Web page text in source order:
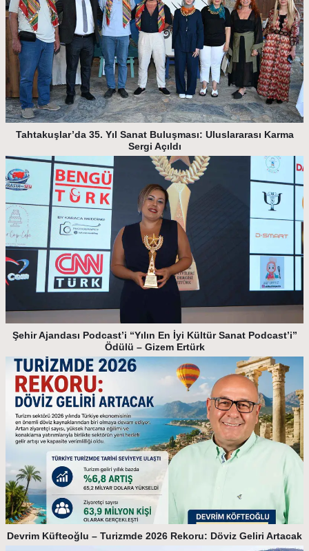
Tahtakuşlar’da 35. Yıl Sanat Buluşması: Uluslararası Karma
Sergi Açıldı
Şehir Ajandası Podcast’i “Yılın En İyi Kültür Sanat Podcast’i”
Ödülü – Gizem Ertürk
Devrim Küfteoğlu – Turizmde 2026 Rekoru: Döviz Geliri Artacak